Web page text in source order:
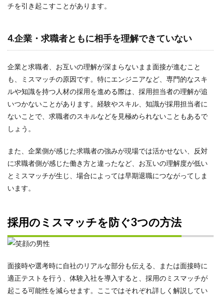
チを引き起こすことがあります。
4.企業・求職者ともに相手を理解できていない
企業と求職者、お互いの理解が深まらないまま面接が進むこと
も、ミスマッチの原因です。特にエンジニアなど、専門的なスキ
ルや知識を持つ人材の採用を進める際は、採用担当者の理解が追
いつかないことがあります。経験やスキル、知識が採用担当者に
ないことで、求職者のスキルなどを見極められないこともあるで
しょう。
また、企業側が感じた求職者の強みが現場では活かせない、反対
に求職者側が感じた働き方と違ったなど、お互いの理解度が低い
とミスマッチが生じ、場合によっては早期退職につながってしま
います。
採用のミスマッチを防ぐ3つの方法
面接時や選考時に自社のリアルな部分も伝える、または面接時に
適正テストを行う、体験入社を導入すると、採用のミスマッチが
起こる可能性を減らせます。ここではそれぞれ詳しく解説してい